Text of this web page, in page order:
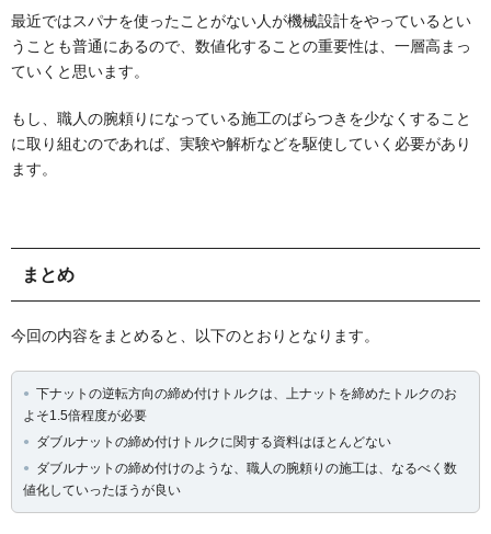
最近ではスパナを使ったことがない人が機械設計をやっているとい
うことも普通にあるので、数値化することの重要性は、一層高まっ
ていくと思います。
もし、職人の腕頼りになっている施工のばらつきを少なくすること
に取り組むのであれば、実験や解析などを駆使していく必要があり
ます。
まとめ
今回の内容をまとめると、以下のとおりとなります。
下ナットの逆転方向の締め付けトルクは、上ナットを締めたトルクのお
よそ1.5倍程度が必要
ダブルナットの締め付けトルクに関する資料はほとんどない
ダブルナットの締め付けのような、職人の腕頼りの施工は、なるべく数
値化していったほうが良い